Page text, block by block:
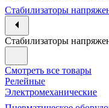
Стабилизаторы
Стабилизаторы
Смотреть все товары
Релейные
Электромеханические